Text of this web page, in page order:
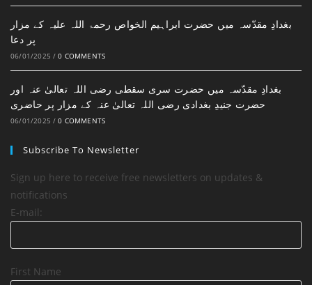
بغدادِ مقدّسہ میں حضرت ابراہیم الخواص رحمۃ اللہ علیہ کے مزار
پر دعا
06/01/2025 / 0 COMMENTS
بغدادِ مقدّسہ میں حضرت سری سقطی رضی اللہ تعالیٰ عنہ اور
حضرت جنیدِ بغدادی رضی اللہ تعالیٰ عنہ کے مزار پر حاضری
06/01/2025 / 0 COMMENTS
Subscribe To Newsletter
Sign up here to receive free newsletters on updates &
notifications
E-mail:
First Name